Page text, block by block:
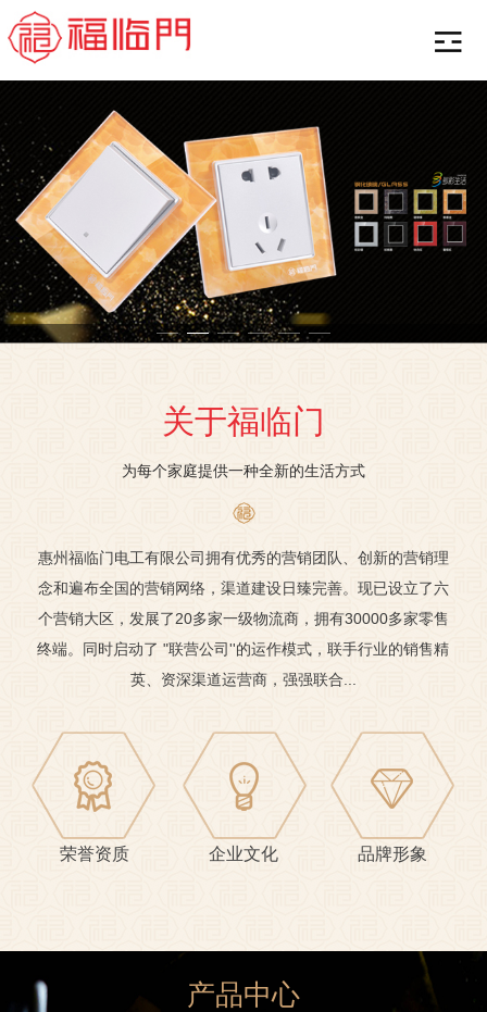
关于福临门
为每个家庭提供一种全新的生活方式
惠州福临门电工有限公司拥有优秀的营销团队、创新的营销理
念和遍布全国的营销网络，渠道建设日臻完善。现已设立了六
个营销大区，发展了20多家一级物流商，拥有30000多家零售
终端。同时启动了 "联营公司''的运作模式，联手行业的销售精
英、资深渠道运营商，强强联合...
荣誉资质 企业文化 品牌形象
产品中心